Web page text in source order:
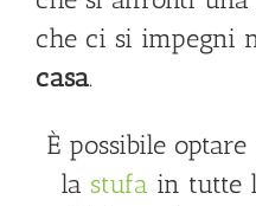
che ci si impegni
casa.
È possibile
la stufa in tutte